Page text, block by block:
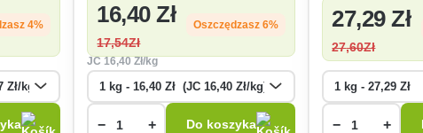
4% 16,40 Zł
17,54Zł
Oszczędzasz 6%
JC16,40 Zł/kg
− + Do koszyka
27,29 Zł
27,60Zł
− +